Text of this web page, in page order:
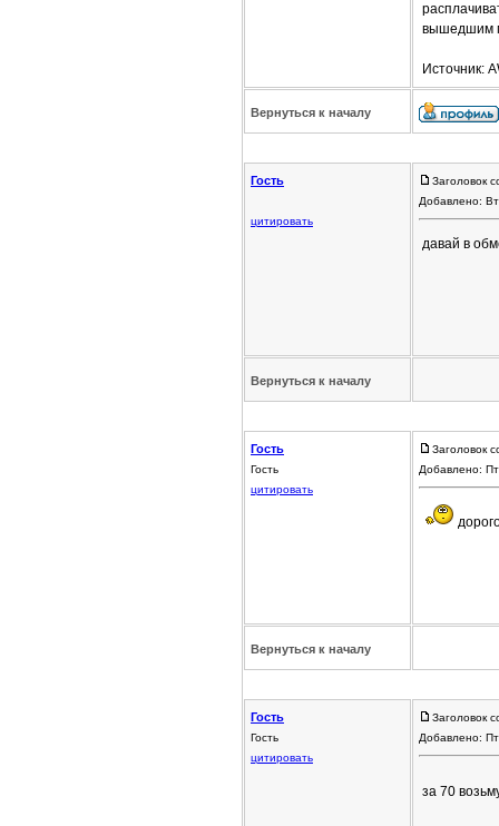
вышедшим
Источник:
Вернуться к началу
Гость
цитировать
Заголовок
Добавлено:
давай в
Вернуться к началу
Гость
Гость
цитировать
Заголовок
Добавлено:
Вернуться к началу
Гость
Гость
цитировать
Заголовок
Добавлено:
за 70